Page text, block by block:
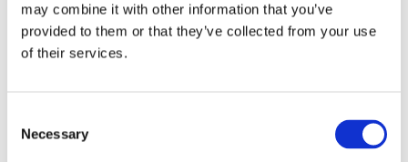
may combine it with other information that you’ve
provided to them or that they’ve collected from your use
of their services.
Selection
Necessary
COD BM0004401
Lame ghilotina Montolit pentru Revolver 8